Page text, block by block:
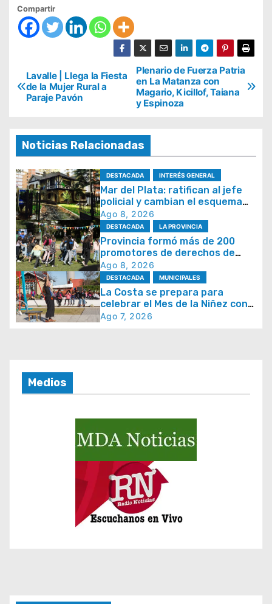
Compartir
N
a
g
a
c
i
ó
n
d
e
e
n
Plenario de Fuerza Patria
en La Matanza con
Magario, Kicillof, Taiana
y Espinoza
Lavalle | Llega la Fiesta
de la Mujer Rural a
Paraje Pavón
Noticias Relacionadas
DESTACADA INTERÉS GENERAL
Mar del Plata: ratifican al jefe
policial y cambian el esquema
de patrullaje
Ago 8, 2026
DESTACADA LA PROVINCIA
Provincia formó más de 200
promotores de derechos de
niñas, niños y adolescentes
Ago 8, 2026
DESTACADA MUNICIPALES
La Costa se prepara para
celebrar el Mes de la Niñez con
juegos y espectáculos
Ago 7, 2026
Medios